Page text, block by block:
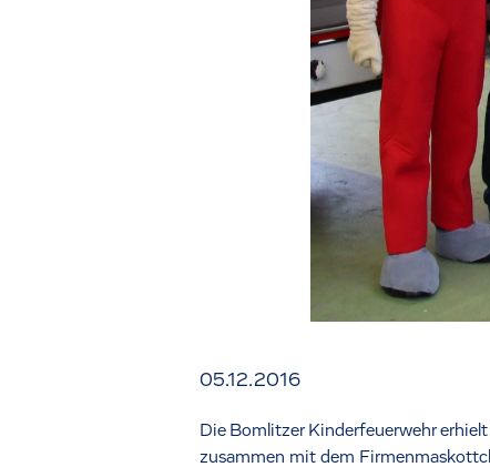
05.12.2016
Die Bomlitzer Kinderfeuerwehr
zusammen mit dem